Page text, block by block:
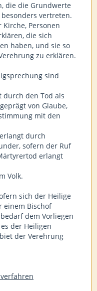
die die Grundwerte
vertreten.
Personen
die sich
haben, und sie so
zu erklären.
sind
durch den Tod als
von Glaube,
mit den
durch
sofern der Ruf
erlangt
Volk.
sich der Heilige
einem Bischof
dem Vorliegen
der Heiligen
der Verehrung